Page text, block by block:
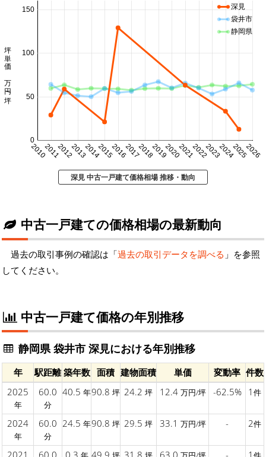
20102011201220132014201520162017201820192020202120222023202420252026
0
50
100
150
坪単価 万円/坪
深見
袋井市
静岡県
深見 中古一戸建て価格相場 推移・動向
中古一戸建ての価格相場の最新動向
過去の取引事例の確認は「過去の取引データを調べる 」を参照
してください。
中古一戸建て価格の年別推移
静岡県 袋井市 深見における年別推移
年 駅距離 築年数 面積 建物面積 単価 変動率 件数
2025
年
60.0
分
40.5 年90.8 坪 24.2 坪 12.4 万円/坪 -62.5% 1 件
2024
年
60.0
分
24.5 年90.8 坪 29.5 坪 33.1 万円/坪 - 2件